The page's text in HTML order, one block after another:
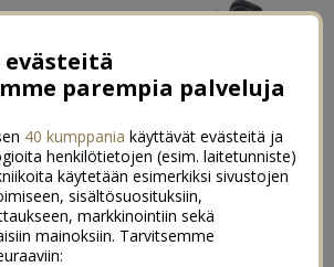
hyvässä seurassa
on olla ainoa lapsi→
evästeitä
parempia palveluja
40 kumppania käyttävät evästeitä ja
henkilötietojen (esim. laitetunniste)
käytetään esimerkiksi sivustojen
sisältösuosituksiin,
markkinointiin sekä
mainoksiin. Tarvitsemme